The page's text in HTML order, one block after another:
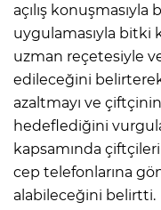
açılış konuşmasıyla
uygulamasıyla bitki
uzman reçetesiyle
edileceğini
azaltmayı ve
hedeflediğini
kapsamında
cep telefonlarına
alabileceğini belirtti.